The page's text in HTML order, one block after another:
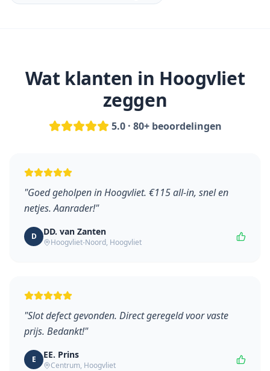
Wat klanten in Hoogvliet
zeggen
5.0 · 80+ beoordelingen
"Goed geholpen in Hoogvliet. €115 all-in, snel en
netjes. Aanrader!"
D DD. van Zanten
Hoogvliet-Noord, Hoogvliet
"Slot defect gevonden. Direct geregeld voor vaste
prijs. Bedankt!"
E EE. Prins
Centrum, Hoogvliet